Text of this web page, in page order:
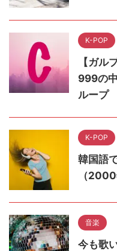
K-POP
【ガル
999の
ループ
K-POP
韓国語
（2000
音楽
今も歌